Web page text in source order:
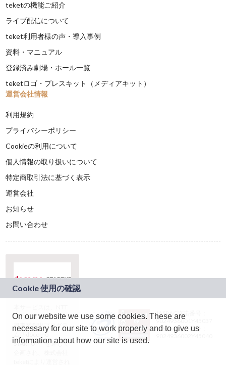
teketの機能ご紹介
ライブ配信について
teket利用者様の声・導入事例
資料・マニュアル
登録済み劇場・ホール一覧
teketロゴ・プレスキット（メディアキット）
運営会社情報
利用規約
プライバシーポリシー
Cookieの利用について
個人情報の取り扱いについて
特定商取引法に基づく表示
運営会社
お知らせ
お問い合わせ
ドコモグループの新
規事業創出プログラ
ム「docomo
STARTUP」を通じて
JASRAC許諾番号：
9024936001Y45037
JASRAC許諾番号：
On our website we use some cookies. These are
necessary for our site to work properly and to give us
information about how our site is used.